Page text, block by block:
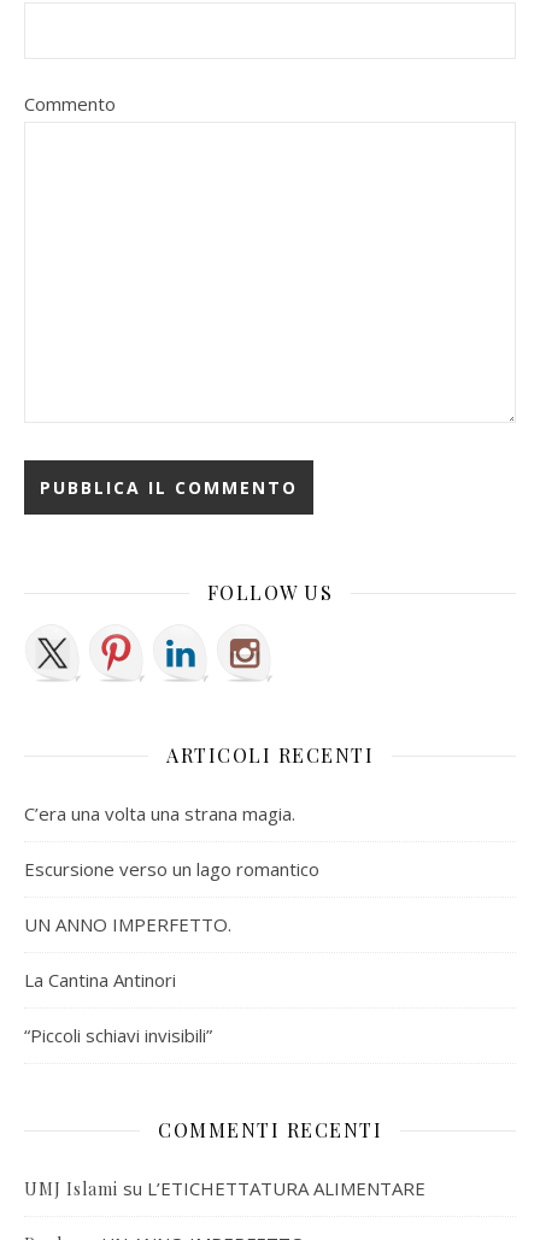
Commento
FOLLOW US
ARTICOLI RECENTI
C’era una volta una strana magia.
Escursione verso un lago romantico
UN ANNO IMPERFETTO.
La Cantina Antinori
“Piccoli schiavi invisibili”
COMMENTI RECENTI
UMJ Islami su L’ETICHETTATURA ALIMENTARE